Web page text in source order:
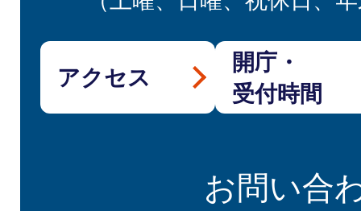
アクセス
開庁・
受付時間
お問い合